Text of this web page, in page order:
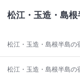
松江・玉造・島
松江・玉造・島根半島の
松江・玉造・島根半島の